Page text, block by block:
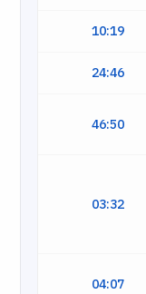
10:19
24:46
46:50
03:32
04:07